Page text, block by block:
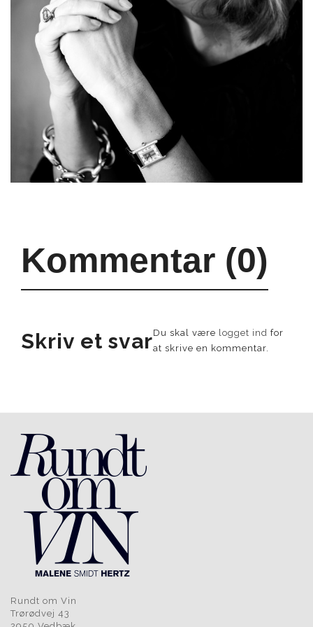
Kommentar (0)
Skriv et svarDu skal være logget ind for
at skrive en kommentar.
Rundt om Vin
Trørødvej 43